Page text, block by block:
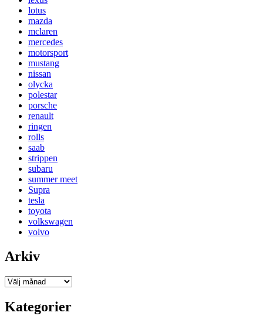
lotus
mazda
mclaren
mercedes
motorsport
mustang
nissan
olycka
polestar
porsche
renault
ringen
rolls
saab
strippen
subaru
summer meet
Supra
tesla
toyota
volkswagen
volvo
Arkiv
Arkiv
Kategorier